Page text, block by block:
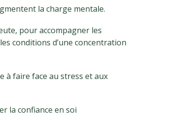
la charge mentale.
pour accompagner les
conditions d’une concentration
faire face au stress et aux
confiance en soi